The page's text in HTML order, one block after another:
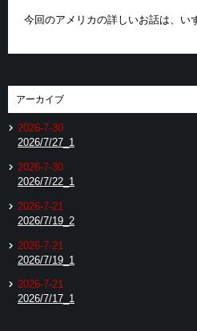
今回のアメリカの詳しいお話は、い
アーカイブ
2026-7-30
2026/7/27_1
2026-7-30
2026/7/22_1
2026-7-21
2026/7/19_2
2026-7-21
2026/7/19_1
2026-7-21
2026/7/17_1